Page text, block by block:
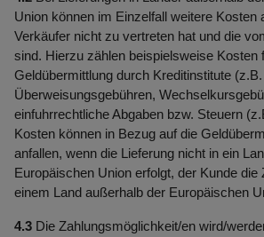
Union können im Einzelfall weitere Kosten
Verkäufer nicht zu vertreten hat und die
sind. Hierzu zählen beispielsweise Kosten
Geldübermittlung durch Kreditinstitute (z.B.
Überweisungsgebühren,
einfuhrrechtliche Abgaben bzw. Steuern
Kosten können in Bezug auf die
anfallen, wenn die Lieferung nicht in ein
Europäischen Union erfolgt, der Kunde die
einem Land außerhalb der Europäischen
4.3 Die Zahlungsmöglichkeit/en wird/